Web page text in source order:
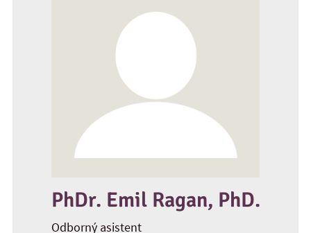
PhDr. Emil Ragan, PhD.
Odborný asistent